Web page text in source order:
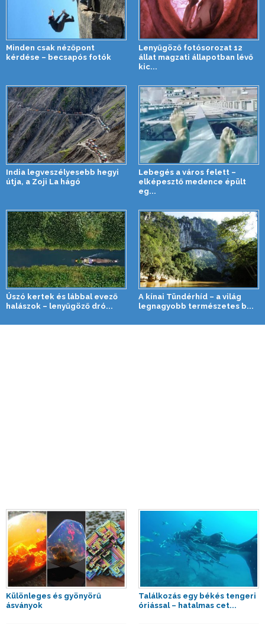
Minden csak nézőpont
kérdése – becsapós fotók
Lenyűgöző fotósorozat 12
állat magzati állapotban lévő
kic...
India legveszélyesebb hegyi
útja, a Zoji La hágó
Lebegés a város felett –
elképesztő medence épült
eg...
Úszó kertek és lábbal evező
halászok – lenyűgöző dró...
A kínai Tündérhíd – a világ
legnagyobb természetes b...
Különleges és gyönyörű
ásványok
Találkozás egy békés tengeri
óriással – hatalmas cet...